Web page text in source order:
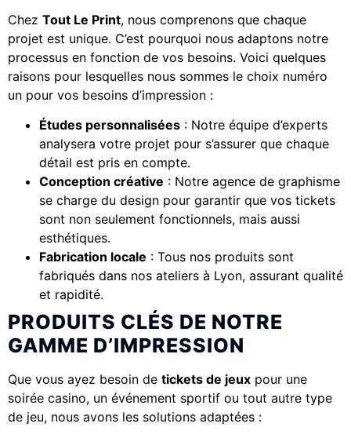
Chez Tout Le Print, nous comprenons que chaque
projet est unique. C’est pourquoi nous adaptons notre
processus en fonction de vos besoins. Voici quelques
raisons pour lesquelles nous sommes le choix numéro
un pour vos besoins d’impression :
Études personnalisées : Notre équipe d’experts
analysera votre projet pour s’assurer que chaque
détail est pris en compte.
Conception créative : Notre agence de graphisme
se charge du design pour garantir que vos tickets
sont non seulement fonctionnels, mais aussi
esthétiques.
Fabrication locale : Tous nos produits sont
fabriqués dans nos ateliers à Lyon, assurant qualité
et rapidité.
PRODUITS CLÉS DE NOTRE
GAMME D’IMPRESSION
Que vous ayez besoin de tickets de jeux pour une
soirée casino, un événement sportif ou tout autre type
de jeu, nous avons les solutions adaptées :